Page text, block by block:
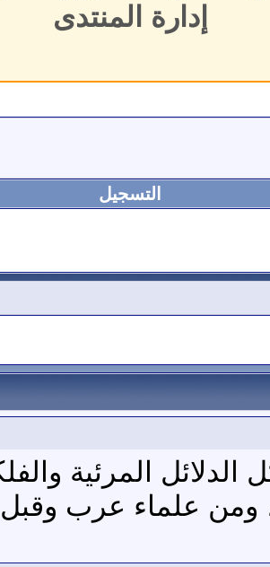
إدارة المنتدى
التسجيل
المرئية
علماء عرب وقبل